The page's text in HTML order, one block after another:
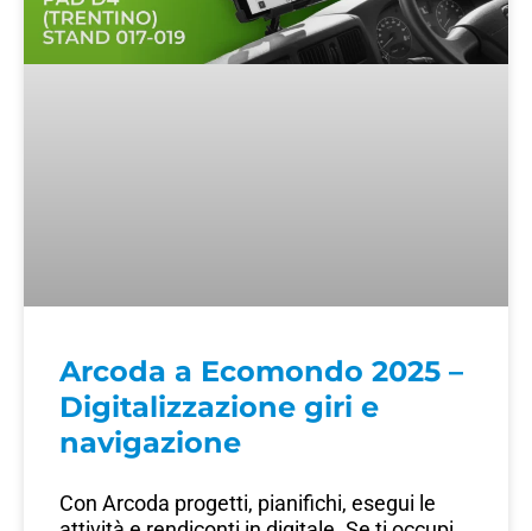
Arcoda a Ecomondo 2025 –
Digitalizzazione giri e
navigazione
Con Arcoda progetti, pianifichi, esegui le